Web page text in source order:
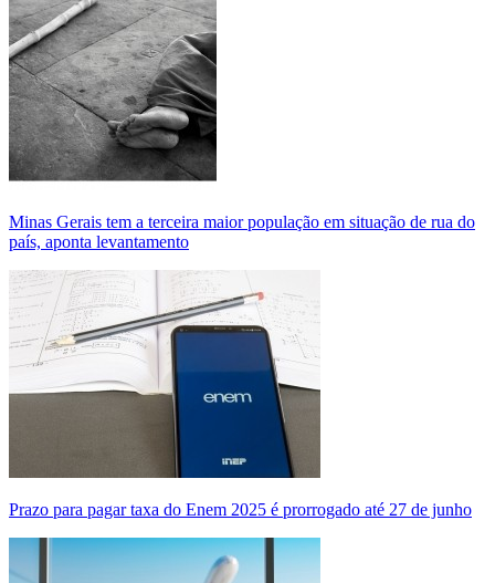
Minas Gerais tem a terceira maior população em situação de rua do
país, aponta levantamento
Prazo para pagar taxa do Enem 2025 é prorrogado até 27 de junho